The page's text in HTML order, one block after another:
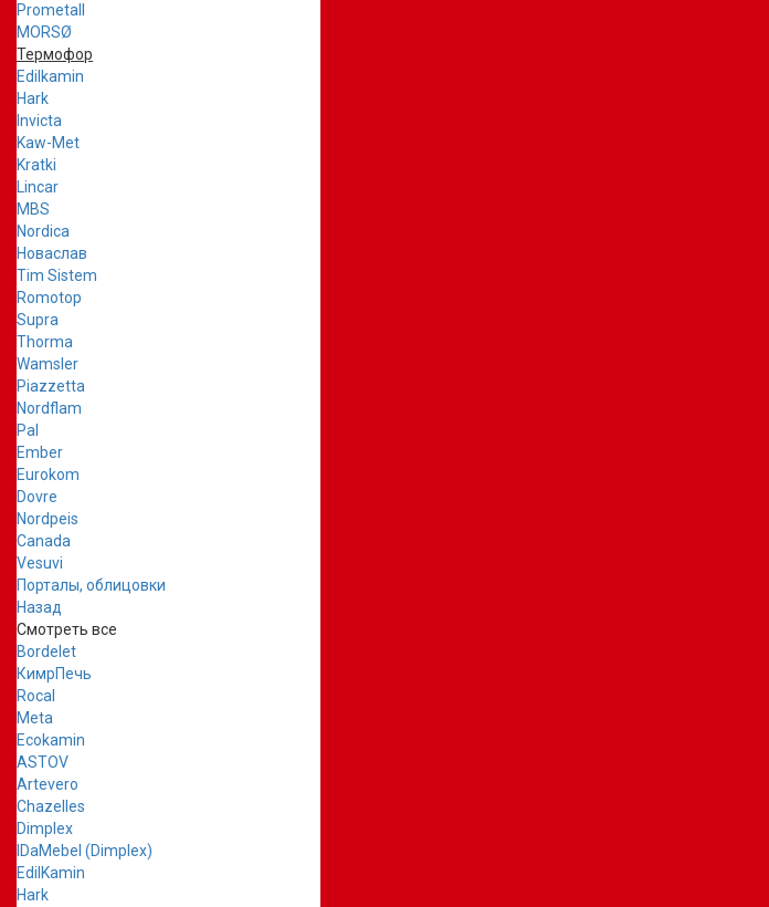
Prometall
MORSØ
Термофор
Edilkamin
Hark
Invicta
Kaw-Met
Kratki
Lincar
MBS
Nordica
Новаслав
Tim Sistem
Romotop
Supra
Thorma
Wamsler
Piazzetta
Nordflam
Pal
Ember
Eurokom
Dovre
Nordpeis
Canada
Vesuvi
Порталы, облицовки
Назад
Смотреть все
Bordelet
КимрПечь
Rocal
Meta
Ecokamin
ASTOV
Artevero
Chazelles
Dimplex
IDaMebel (Dimplex)
EdilKamin
Hark